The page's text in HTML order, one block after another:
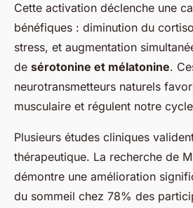
Cette activation déclenche une
bénéfiques : diminution du
stress, et augmentation
de sérotonine et mélatonine.
neurotransmetteurs naturels
musculaire et régulent notre
Plusieurs études cliniques
thérapeutique. La recherche de
démontre une amélioration
du sommeil chez 78% des